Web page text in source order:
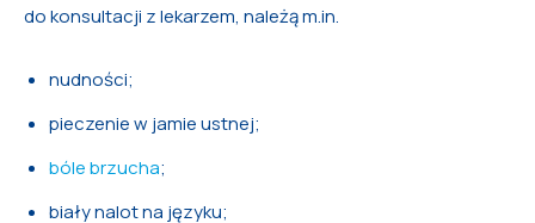
do konsultacji z lekarzem, należą m.in.
nudności;
pieczenie w jamie ustnej;
bóle brzucha;
biały nalot na języku;